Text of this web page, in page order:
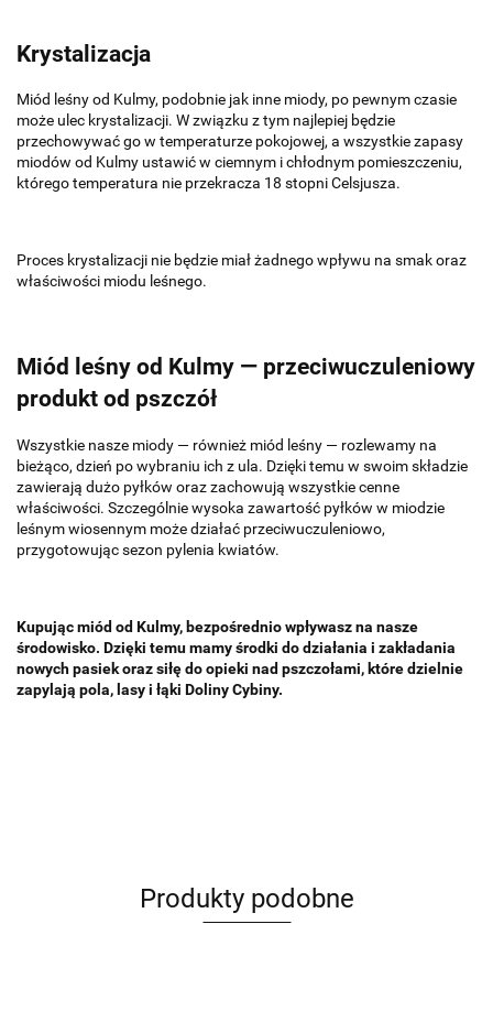
Krystalizacja
Miód leśny od Kulmy, podobnie jak inne miody, po pewnym czasie
może ulec krystalizacji. W związku z tym najlepiej będzie
przechowywać go w temperaturze pokojowej, a wszystkie zapasy
miodów od Kulmy ustawić w ciemnym i chłodnym pomieszczeniu,
którego temperatura nie przekracza 18 stopni Celsjusza.
Proces krystalizacji nie będzie miał żadnego wpływu na smak oraz
właściwości miodu leśnego.
Miód leśny od Kulmy — przeciwuczuleniowy
produkt od pszczół
Wszystkie nasze miody — również miód leśny — rozlewamy na
bieżąco, dzień po wybraniu ich z ula. Dzięki temu w swoim składzie
zawierają dużo pyłków oraz zachowują wszystkie cenne
właściwości. Szczególnie wysoka zawartość pyłków w miodzie
leśnym wiosennym może działać przeciwuczuleniowo,
przygotowując sezon pylenia kwiatów.
Kupując miód od Kulmy, bezpośrednio wpływasz na nasze
środowisko. Dzięki temu mamy środki do działania i zakładania
nowych pasiek oraz siłę do opieki nad pszczołami, które dzielnie
zapylają pola, lasy i łąki Doliny Cybiny.
Produkty podobne